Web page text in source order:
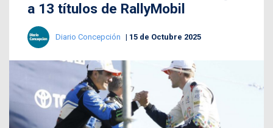
a 13 títulos de RallyMobil
Diario Concepción 15 de Octubre 2025